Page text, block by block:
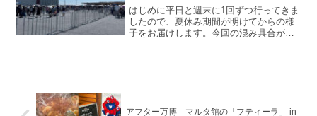
はじめに平日と週末に1回ずつ行ってきま
したので、夏休み期間が明けてからの様
子をお届けします。今回の混み具合が、
アフター万博 マルタ館の「フティーラ」 in